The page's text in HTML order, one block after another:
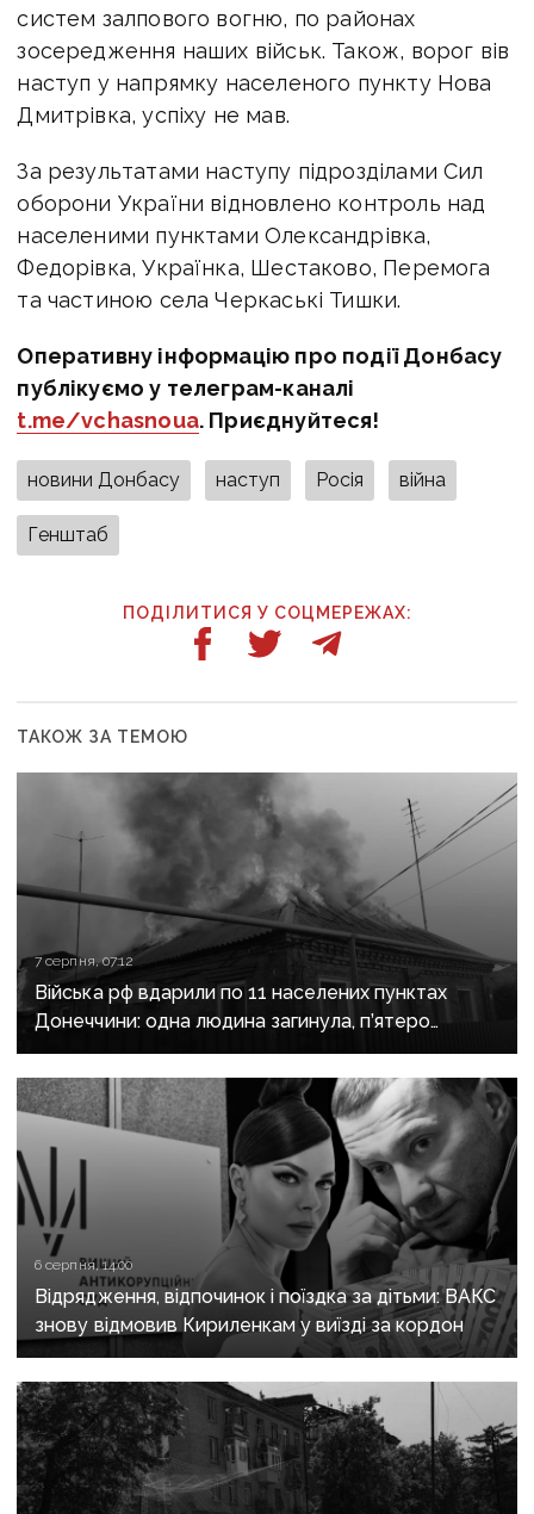
систем залпового вогню, по районах
зосередження наших військ. Також, ворог вів
наступ у напрямку населеного пункту Нова
Дмитрівка, успіху не мав.
За результатами наступу підрозділами Сил
оборони України відновлено контроль над
населеними пунктами Олександрівка,
Федорівка, Українка, Шестаково, Перемога
та частиною села Черкаські Тишки.
Оперативну інформацію про події Донбасу
публікуємо у телеграм-каналі
t.me/vchasnoua. Приєднуйтеся!
новини Донбасу наступ Росія війна
Генштаб
ПОДІЛИТИСЯ У СОЦМЕРЕЖАХ:
ТАКОЖ ЗА ТЕМОЮ
7 серпня, 07:12
Війська рф вдарили по 11 населених пунктах
Донеччини: одна людина загинула, п’ятеро
поранені
6 серпня, 14:00
Відрядження, відпочинок і поїздка за дітьми: ВАКС
знову відмовив Кириленкам у виїзді за кордон